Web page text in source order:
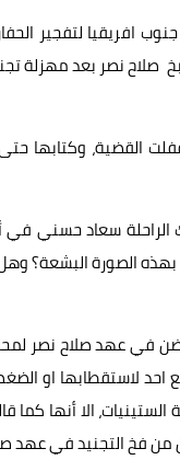
لتفجير الحفار
صلاح نصر بعد مهزلة
القضية، وكتابها
سعاد حسني في
الصورة البشعة؟
في عهد صلاح نصر
لاستقطابها او
الا أنها
من فخ التجنيد في عهد